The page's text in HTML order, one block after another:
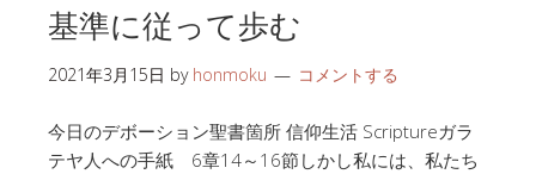
基準に従って歩む
2021年3月15日 by honmoku コメントする
今日のデボーション聖書箇所 信仰生活 Scriptureガラ
テヤ人への手紙 6章14～16節しかし私には、私たち